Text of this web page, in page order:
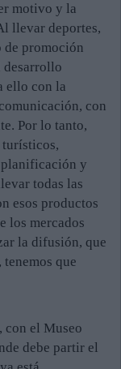
motivo y la
llevar deportes,
de promoción
desarrollo
ello con la
con
Por lo tanto,
turísticos,
y
todas las
esos productos
los mercados
la difusión, que
que
con el Museo
debe partir el